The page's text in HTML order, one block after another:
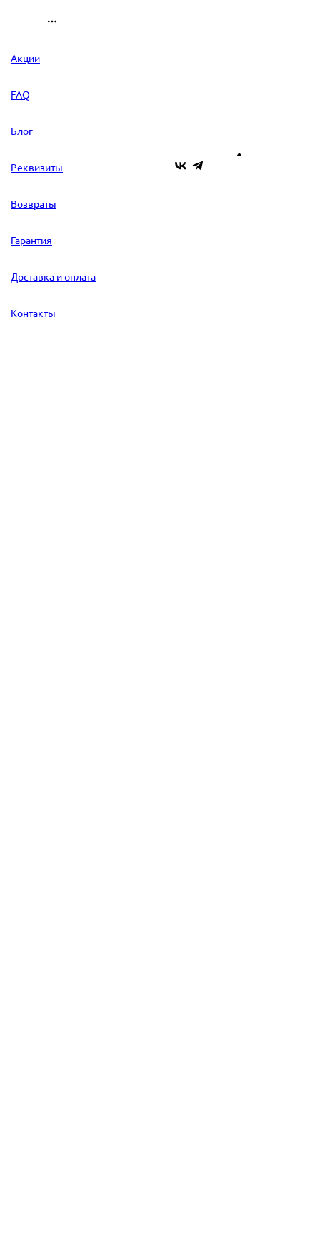
Акции
FAQ
Блог
Реквизиты
Возвраты
Гарантия
Доставка и оплата
Контакты